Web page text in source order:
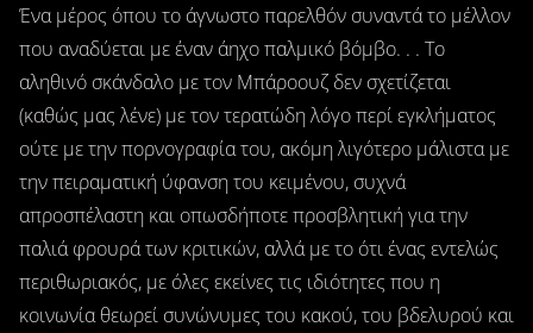
Ένα μέρος όπου το άγνωστο παρελθόν συναντά το μέλλον
που αναδύεται με έναν άηχο παλμικό βόμβο. . . Το
αληθινό σκάνδαλο με τον Μπάροουζ δεν σχετίζεται
(καθώς μας λένε) με τον τερατώδη λόγο περί εγκλήματος
ούτε με την πορνογραφία του, ακόμη λιγότερο μάλιστα με
την πειραματική ύφανση του κειμένου, συχνά
απροσπέλαστη και οπωσδήποτε προσβλητική για την
παλιά φρουρά των κριτικών, αλλά με το ότι ένας εντελώς
περιθωριακός, με όλες εκείνες τις ιδιότητες που η
κοινωνία θεωρεί συνώνυμες του κακού, του βδελυρού και